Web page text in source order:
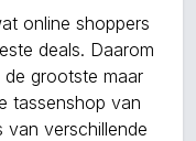
online shoppers
deals. Daarom
grootste maar
tassenshop van
van verschillende